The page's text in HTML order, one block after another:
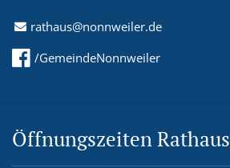
rathaus@nonnweiler.de
/GemeindeNonnweiler
Öffnungszeiten Rathaus